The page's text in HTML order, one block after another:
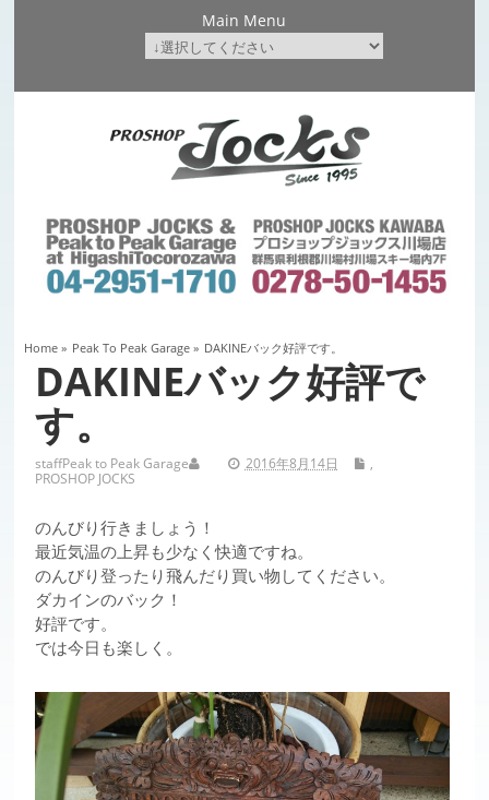
Main Menu
Home» Peak To Peak Garage » DAKINEバック好評です。
DAKINEバック好評で
す。
staff 2016年8月14日
Peak to Peak Garage
,
PROSHOP JOCKS
のんびり行きましょう！
最近気温の上昇も少なく快適ですね。
のんびり登ったり飛んだり買い物してください。
ダカインのバック！
好評です。
では今日も楽しく。